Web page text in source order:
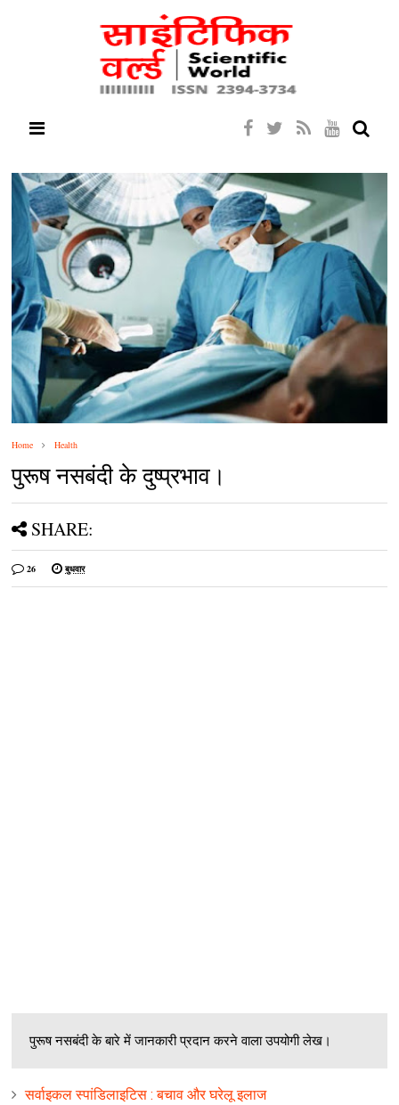
Home Health
पुरूष नसबंदी के दुष्‍प्रभाव।
SHARE:
26 बुधवार
पुरूष नसबंदी के बारे में जानकारी प्रदान करने वाला उपयोगी लेख।
सर्वाइकल स्पांडिलाइटिस : बचाव और घरेलू इलाज